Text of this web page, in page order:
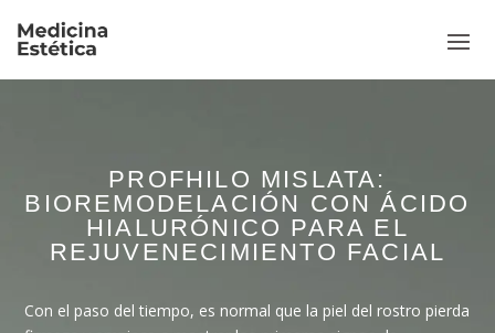
PROFHILO MISLATA:
BIOREMODELACIÓN CON ÁCIDO
HIALURÓNICO PARA EL
REJUVENECIMIENTO FACIAL
Con el paso del tiempo, es normal que la piel del rostro pierda